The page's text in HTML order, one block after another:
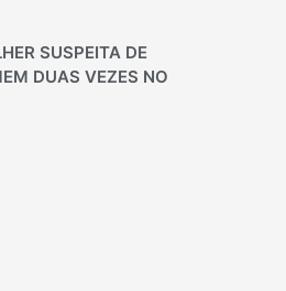
SUSPEITA DE
DUAS VEZES NO